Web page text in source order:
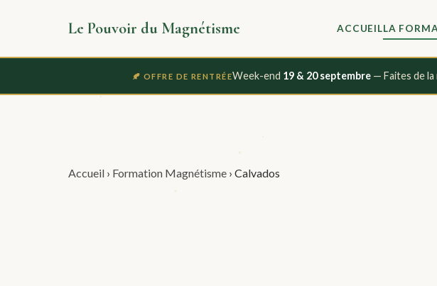
Le Pouvoir du Magnétisme ACCUEILLA
🍂 OFFRE DE RENTRÉEWeek-end 19 & 20 septembre — Faites de
Accueil › Formation Magnétisme › Calvados